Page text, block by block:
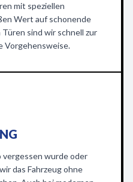
mit speziellen
Wert auf schonende
sind wir schnell zur
Vorgehensweise.
vergessen wurde oder
das Fahrzeug ohne